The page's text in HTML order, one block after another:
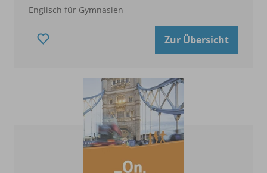
Englisch für Gymnasien
Zur Übersicht